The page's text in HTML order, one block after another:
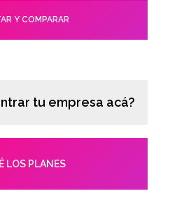
Y COMPARAR
tu empresa acá?
LOS PLANES